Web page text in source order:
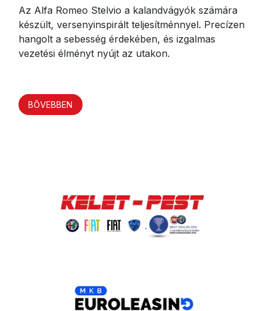
Az Alfa Romeo Stelvio a kalandvágyók számára
készült, versenyinspirált teljesítménnyel. Precízen
hangolt a sebesség érdekében, és izgalmas
vezetési élményt nyújt az utakon.
BŐVEBBEN